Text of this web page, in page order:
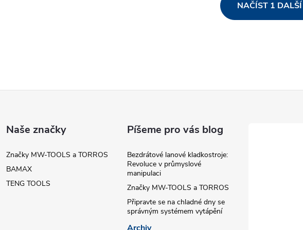
NAČÍST 1 DALŠÍ
Naše značky
Značky MW-TOOLS a TORROS
BAMAX
TENG TOOLS
Píšeme pro vás blog
Bezdrátové lanové kladkostroje:
Revoluce v průmyslové
manipulaci
Značky MW-TOOLS a TORROS
Připravte se na chladné dny se
správným systémem vytápění